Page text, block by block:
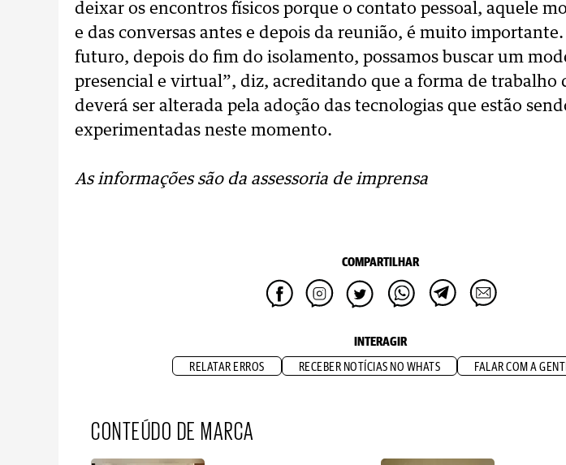
deixar os encontros físicos porque o contato pessoal, aquele
e das conversas antes e depois da reunião, é muito
futuro, depois do fim do isolamento, possamos buscar um
presencial e virtual”, diz, acreditando que a forma de trabalho
deverá ser alterada pela adoção das tecnologias que estão
experimentadas neste momento.
As informações são da assessoria de imprensa
COMPARTILHAR
INTERAGIR
RELATAR ERROS RECEBER NOTÍCIAS NO WHATS FALAR COM A
CONTEÚDO DE MARCA